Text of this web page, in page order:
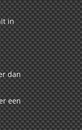
in
dan
een